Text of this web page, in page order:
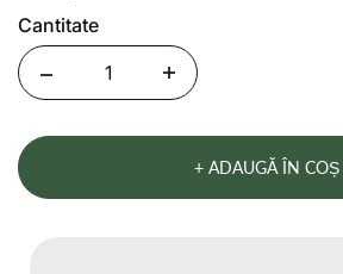
Cantitate
Quantity
+ ADAUGĂ ÎN COȘ